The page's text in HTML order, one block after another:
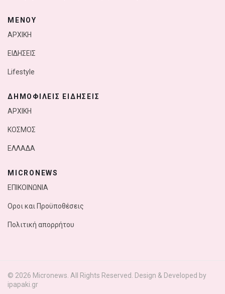
ΜΕΝΟΥ
ΑΡΧΙΚΗ
ΕΙΔΗΣΕΙΣ
Lifestyle
ΔΗΜΟΦΙΛΕΙΣ ΕΙΔΗΣΕΙΣ
ΑΡΧΙΚΗ
ΚΟΣΜΟΣ
ΕΛΛΑΔΑ
MICRONEWS
ΕΠΙΚΟΙΝΩΝΙΑ
Οροι και Προϋποθέσεις
Πολιτική απορρήτου
© 2026 Micronews. All Rights Reserved. Design & Developed by
ipapaki.gr